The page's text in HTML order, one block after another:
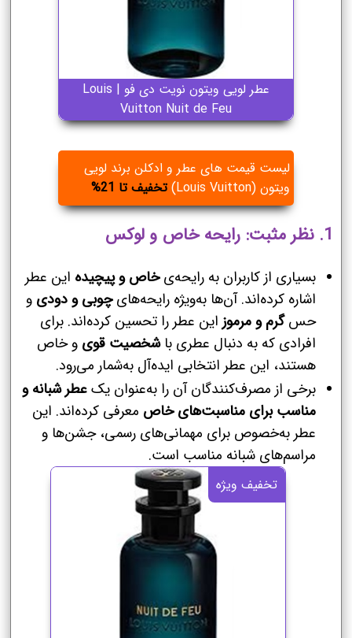
عطر لویی ویتون نویت دی فو | Louis
Vuitton Nuit de Feu
لیست قیمت های عطر و ادکلن برند لویی
ویتون (Louis Vuitton)
تخفیف تا 21%
1. نظر مثبت: رایحه خاص و لوکس
بسیاری از کاربران به رایحه‌یخاص و پیچیده این عطر
اشاره کرده‌اند. آن‌ها به‌ویژه رایحه‌هایچوبی و دودی و
حسگرم و مرموز این عطر را تحسین کرده‌اند. برای
افرادی که به دنبال عطری باشخصیت قوی و خاص
هستند، این عطر انتخابی ایده‌آل به‌شمار می‌رود.
برخی از مصرف‌کنندگان آن را به‌عنوان یکعطر شبانه و
مناسب برای مناسبت‌های خاص معرفی کرده‌اند. این
عطر به‌خصوص برای مهمانی‌های رسمی، جشن‌ها و
مراسم‌های شبانه مناسب است.
تخفیف ویژه